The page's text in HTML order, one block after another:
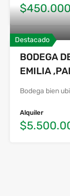
Destacado
BODEGA
EMILIA
Bodega bien
Alquiler